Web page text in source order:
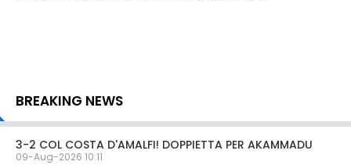
BREAKING NEWS
3-2 COL COSTA D'AMALFI! DOPPIETTA PER AKAMMADU
09-Aug-2026 10:11